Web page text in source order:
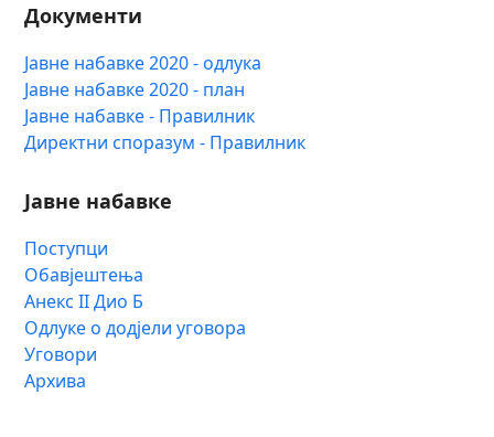
Документи
Јавне набавке 2020 - одлука
Јавне набавке 2020 - план
Јавне набавке - Правилник
Директни споразум - Правилник
Јавне набавке
Поступци
Обавјештења
Анекс II Дио Б
Одлуке о додјели уговора
Уговори
Архива